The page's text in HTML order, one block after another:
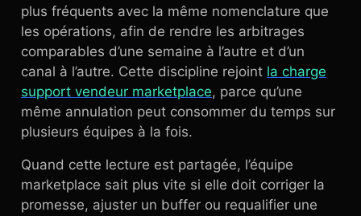
plus fréquents avec la même nomenclature que
les opérations, afin de rendre les arbitrages
comparables d’une semaine à l’autre et d’un
canal à l’autre. Cette discipline rejoint la charge
support vendeur marketplace, parce qu’une
même annulation peut consommer du temps sur
plusieurs équipes à la fois.
Quand cette lecture est partagée, l’équipe
marketplace sait plus vite si elle doit corriger la
promesse, ajuster un buffer ou requalifier une